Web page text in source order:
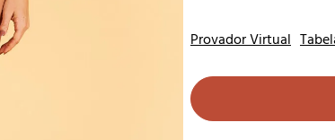
Provador Virtual